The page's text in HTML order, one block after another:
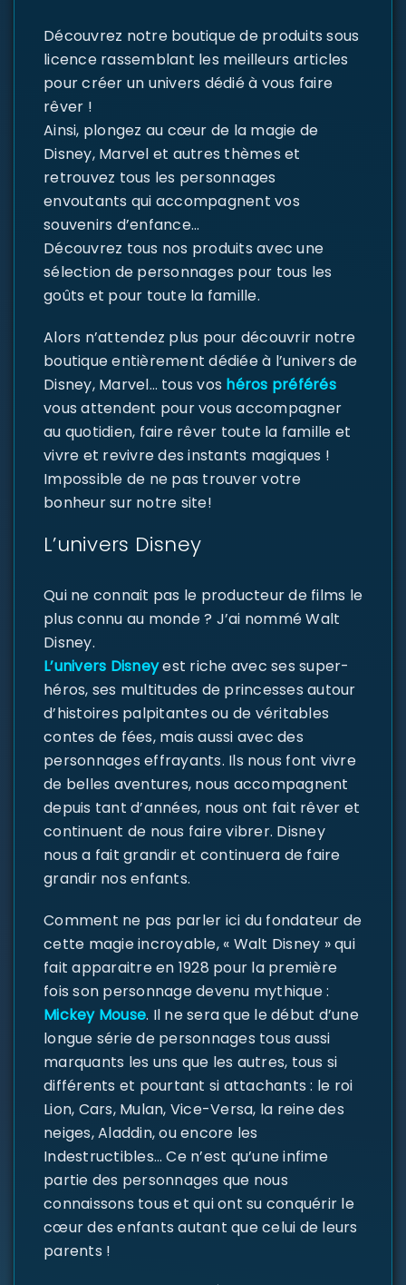
Découvrez notre boutique de produits sous
licence rassemblant les meilleurs articles
pour créer un univers dédié à vous faire
rêver !
Ainsi, plongez au cœur de la magie de
Disney, Marvel et autres thèmes et
retrouvez tous les personnages
envoutants qui accompagnent vos
souvenirs d’enfance…
Découvrez tous nos produits avec une
sélection de personnages pour tous les
goûts et pour toute la famille.
Alors n’attendez plus pour découvrir notre
boutique entièrement dédiée à l’univers de
Disney, Marvel… tous vos héros préférés
vous attendent pour vous accompagner
au quotidien, faire rêver toute la famille et
vivre et revivre des instants magiques !
Impossible de ne pas trouver votre
bonheur sur notre site!
L’univers Disney
Qui ne connait pas le producteur de films le
plus connu au monde ? J’ai nommé Walt
Disney.
L’univers Disneyest riche avec ses super-
héros, ses multitudes de princesses autour
d’histoires palpitantes ou de véritables
contes de fées, mais aussi avec des
personnages effrayants. Ils nous font vivre
de belles aventures, nous accompagnent
depuis tant d’années, nous ont fait rêver et
continuent de nous faire vibrer. Disney
nous a fait grandir et continuera de faire
grandir nos enfants.
Comment ne pas parler ici du fondateur de
cette magie incroyable, « Walt Disney » qui
fait apparaitre en 1928 pour la première
fois son personnage devenu mythique :
Mickey Mouse. Il ne sera que le début d’une
longue série de personnages tous aussi
marquants les uns que les autres, tous si
différents et pourtant si attachants : le roi
Lion, Cars, Mulan, Vice-Versa, la reine des
neiges, Aladdin, ou encore les
Indestructibles… Ce n’est qu’une infime
partie des personnages que nous
connaissons tous et qui ont su conquérir le
cœur des enfants autant que celui de leurs
parents !